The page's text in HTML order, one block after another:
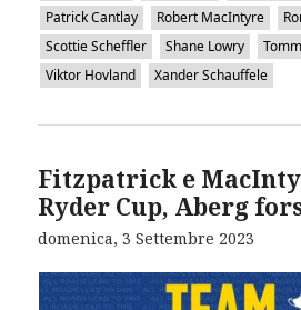
Patrick Cantlay
Robert MacIntyre
Scottie Scheffler
Shane Lowry
Viktor Hovland
Xander Schauffele
Fitzpatrick e
Ryder Cup, Aberg
domenica, 3 Settembre 2023